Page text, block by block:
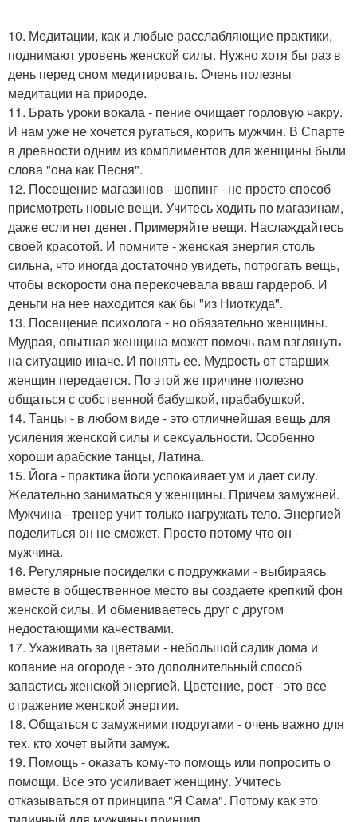
10. Медитации, как и любые расслабляющие практики,
поднимают уровень женской силы. Нужно хотя бы раз в
день перед сном медитировать. Очень полезны
медитации на природе.
11. Брать уроки вокала - пение очищает горловую чакру.
И нам уже не хочется ругаться, корить мужчин. В Спарте
в древности одним из комплиментов для женщины были
слова "она как Песня".
12. Посещение магазинов - шопинг - не просто способ
присмотреть новые вещи. Учитесь ходить по магазинам,
даже если нет денег. Примеряйте вещи. Наслаждайтесь
своей красотой. И помните - женская энергия столь
сильна, что иногда достаточно увидеть, потрогать вещь,
чтобы вскорости она перекочевала вваш гардероб. И
деньги на нее находится как бы "из Ниоткуда".
13. Посещение психолога - но обязательно женщины.
Мудрая, опытная женщина может помочь вам взглянуть
на ситуацию иначе. И понять ее. Мудрость от старших
женщин передается. По этой же причине полезно
общаться с собственной бабушкой, прабабушкой.
14. Танцы - в любом виде - это отличнейшая вещь для
усиления женской силы и сексуальности. Особенно
хороши арабские танцы, Латина.
15. Йога - практика йоги успокаивает ум и дает силу.
Желательно заниматься у женщины. Причем замужней.
Мужчина - тренер учит только нагружать тело. Энергией
поделиться он не сможет. Просто потому что он -
мужчина.
16. Регулярные посиделки с подружками - выбираясь
вместе в общественное место вы создаете крепкий фон
женской силы. И обмениваетесь друг с другом
недостающими качествами.
17. Ухаживать за цветами - небольшой садик дома и
копание на огороде - это дополнительный способ
запастись женской энергией. Цветение, рост - это все
отражение женской энергии.
18. Общаться с замужними подругами - очень важно для
тех, кто хочет выйти замуж.
19. Помощь - оказать кому-то помощь или попросить о
помощи. Все это усиливает женщину. Учитесь
отказываться от принципа "Я Сама". Потому как это